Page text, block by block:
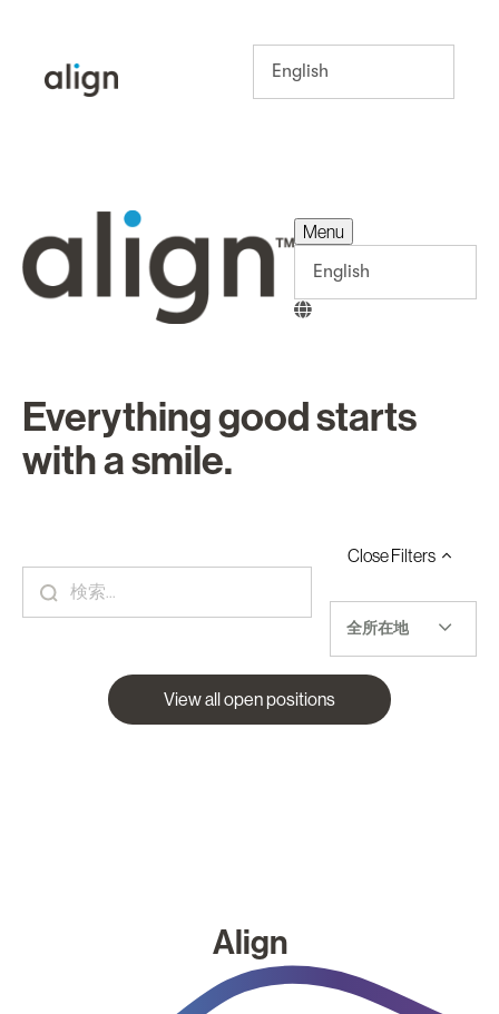
Menu
Everything good starts
with a smile.
CloseFilters
全所在地
View all open positions
Align